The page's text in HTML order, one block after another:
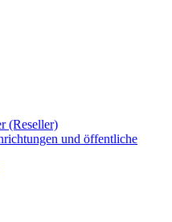
(Reseller)
und öffentliche